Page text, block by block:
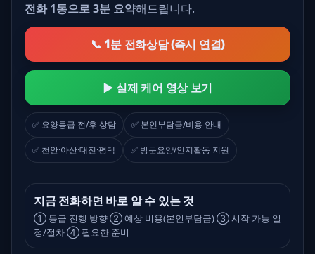
전화 1통으로 3분 요약해드립니다.
📞 1분 전화상담 (즉시 연결)
▶ 실제 케어 영상 보기
✅ 요양등급 전/후 상담 ✅ 본인부담금/비용 안내
✅ 천안·아산·대전·평택 ✅ 방문요양/인지활동 지원
지금 전화하면 바로 알 수 있는 것
① 등급 진행 방향 ② 예상 비용(본인부담금) ③ 시작 가능 일
정/절차 ④ 필요한 준비